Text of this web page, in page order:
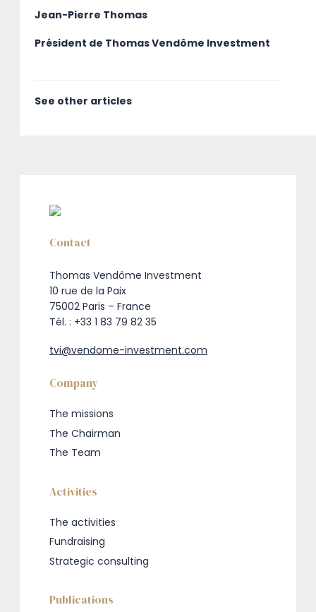
Jean-Pierre Thomas
Président de Thomas Vendôme Investment
See other articles
Contact
Thomas Vendôme Investment
10 rue de la Paix
75002 Paris – France
Tél. : +33 1 83 79 82 35
tvi@vendome-investment.com
Company
The missions
The Chairman
The Team
Activities
The activities
Fundraising
Strategic consulting
Publications